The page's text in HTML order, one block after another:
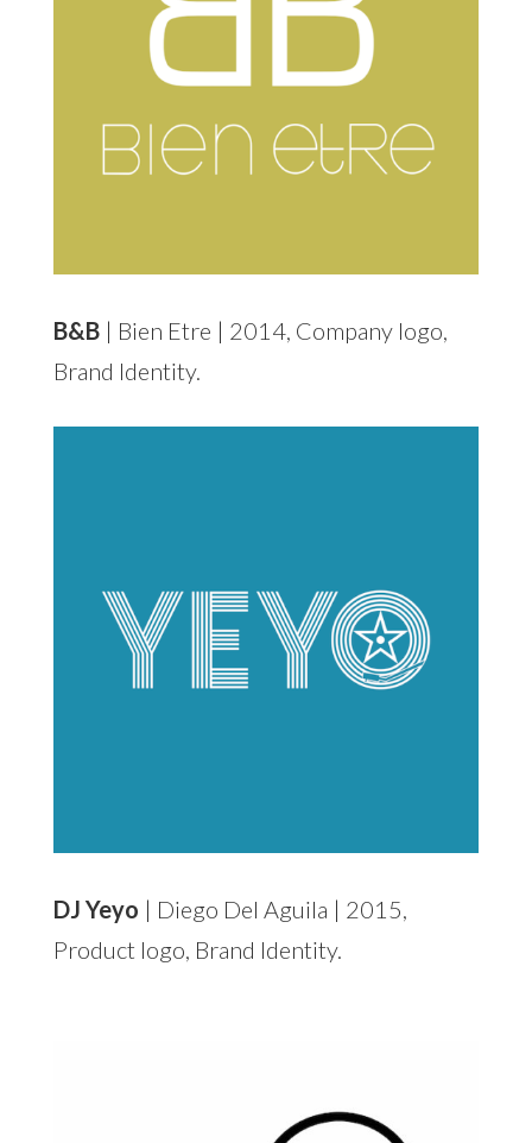
B&B| Bien Etre | 2014, Company logo,
Brand Identity.
DJ Yeyo | Diego Del Aguila | 2015,
Product logo, Brand Identity.